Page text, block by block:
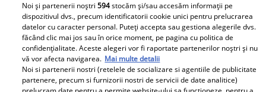
Observator News
Dronă doborâtă în premieră
Noi și partenerii noștri594stocăm și/sau accesăm informații pe
dispozitivul dvs., precum identificatorii cookie unici pentru prelucrarea
datelor cu caracter personal. Puteți accepta sau gestiona alegerile dvs.
făcând clic mai jos sau în orice moment, pe pagina cu politica de
confidențialitate. Aceste alegeri vor fi raportate partenerilor noștri și nu
vă vor afecta navigarea. Mai multe detalii
Noi si partenerii nostri (retelele de socializare si agentiile de publicitate
partenere, precum si furnizorii nostri de servicii de date analitice)